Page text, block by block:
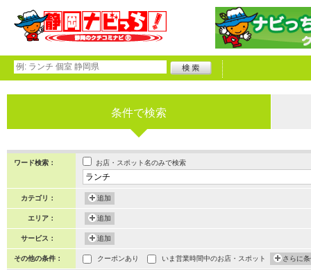
条件で検索
ワード検索： お店・スポット名のみで検索
カテゴリ： 追加
エリア： 追加
サービス： 追加
その他の条件： クーポンあり いま営業時間中のお店・スポット さらに